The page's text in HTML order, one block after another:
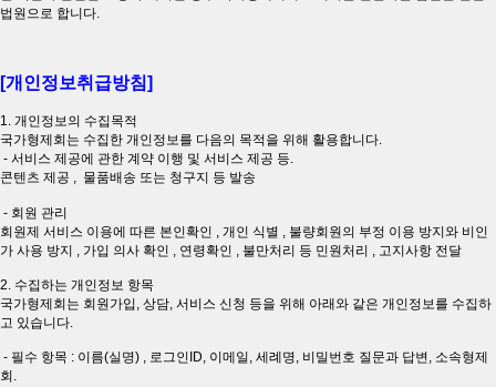
법원으로 합니다.
[개인정보취급방침]
1. 개인정보의 수집목적
국가형제회는 수집한 개인정보를 다음의 목적을 위해 활용합니다.
- 서비스 제공에 관한 계약 이행 및 서비스 제공 등.
콘텐츠 제공 , 물품배송 또는 청구지 등 발송
- 회원 관리
회원제 서비스 이용에 따른 본인확인 , 개인 식별 , 불량회원의 부정 이용 방지와 비인
가 사용 방지 , 가입 의사 확인 , 연령확인 , 불만처리 등 민원처리 , 고지사항 전달
2. 수집하는 개인정보 항목
국가형제회는 회원가입, 상담, 서비스 신청 등을 위해 아래와 같은 개인정보를 수집하
고 있습니다.
- 필수 항목 : 이름(실명) , 로그인ID, 이메일, 세례명, 비밀번호 질문과 답변, 소속형제
회.